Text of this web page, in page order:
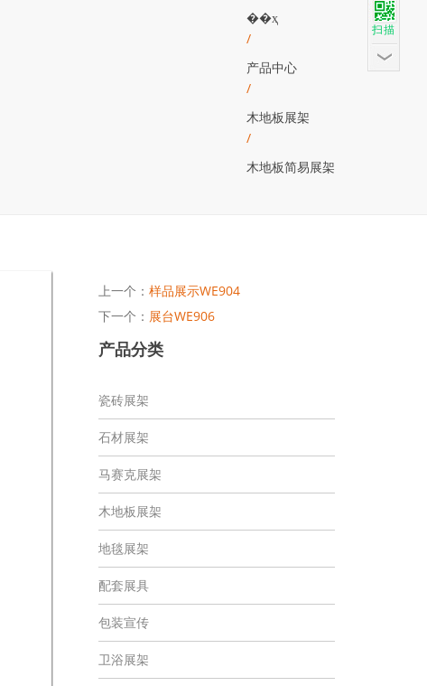
��ҳ
/
产品中心
/
木地板展架
/
木地板简易展架
上一个： 样品展示WE904
下一个： 展台WE906
产品分类
瓷砖展架
石材展架
马赛克展架
木地板展架
地毯展架
配套展具
包装宣传
卫浴展架
扫描